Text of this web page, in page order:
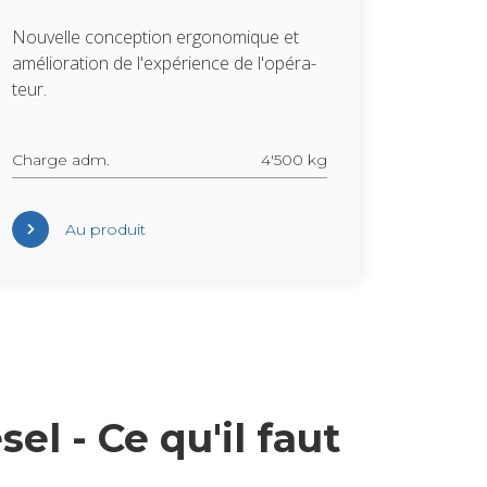
Nou­velle concep­tion ergo­no­mique et
amé­lio­ra­tion de l'ex­pé­rience de l'opé­ra­
teur.
Charge adm. 4'500 kg
Au pro­duit
- Ce qu'il faut